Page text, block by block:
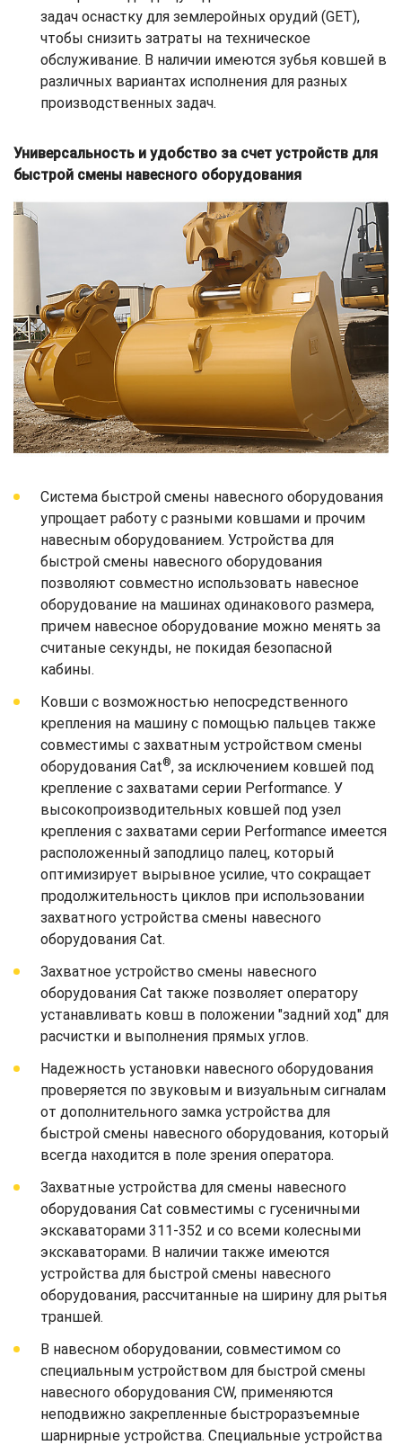
задач оснастку для землеройных орудий (GET),
чтобы снизить затраты на техническое
обслуживание. В наличии имеются зубья ковшей в
различных вариантах исполнения для разных
производственных задач.
Универсальность и удобство за счет устройств для
быстрой смены навесного оборудования
Система быстрой смены навесного оборудования
упрощает работу с разными ковшами и прочим
навесным оборудованием. Устройства для
быстрой смены навесного оборудования
позволяют совместно использовать навесное
оборудование на машинах одинакового размера,
причем навесное оборудование можно менять за
считаные секунды, не покидая безопасной
кабины.
Ковши с возможностью непосредственного
крепления на машину с помощью пальцев также
совместимы с захватным устройством смены
оборудования Cat®, за исключением ковшей под
крепление с захватами серии Performance. У
высокопроизводительных ковшей под узел
крепления с захватами серии Performance имеется
расположенный заподлицо палец, который
оптимизирует вырывное усилие, что сокращает
продолжительность циклов при использовании
захватного устройства смены навесного
оборудования Cat.
Захватное устройство смены навесного
оборудования Cat также позволяет оператору
устанавливать ковш в положении "задний ход" для
расчистки и выполнения прямых углов.
Надежность установки навесного оборудования
проверяется по звуковым и визуальным сигналам
от дополнительного замка устройства для
быстрой смены навесного оборудования, который
всегда находится в поле зрения оператора.
Захватные устройства для смены навесного
оборудования Cat совместимы с гусеничными
экскаваторами 311-352 и со всеми колесными
экскаваторами. В наличии также имеются
устройства для быстрой смены навесного
оборудования, рассчитанные на ширину для рытья
траншей.
В навесном оборудовании, совместимом со
специальным устройством для быстрой смены
навесного оборудования CW, применяются
неподвижно закрепленные быстроразъемные
шарнирные устройства. Специальные устройства